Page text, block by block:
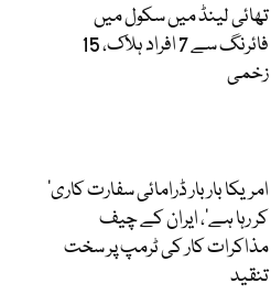
تھائی لینڈ میں سکول میں
فائرنگ سے 7 افراد ہلاک، 15
زخمی
’امریکا بار بار ڈرامائی سفارت کاری
کر رہا ہے‘، ایران کے چیف
مذاکرات کار کی ٹرمپ پر سخت
تنقید